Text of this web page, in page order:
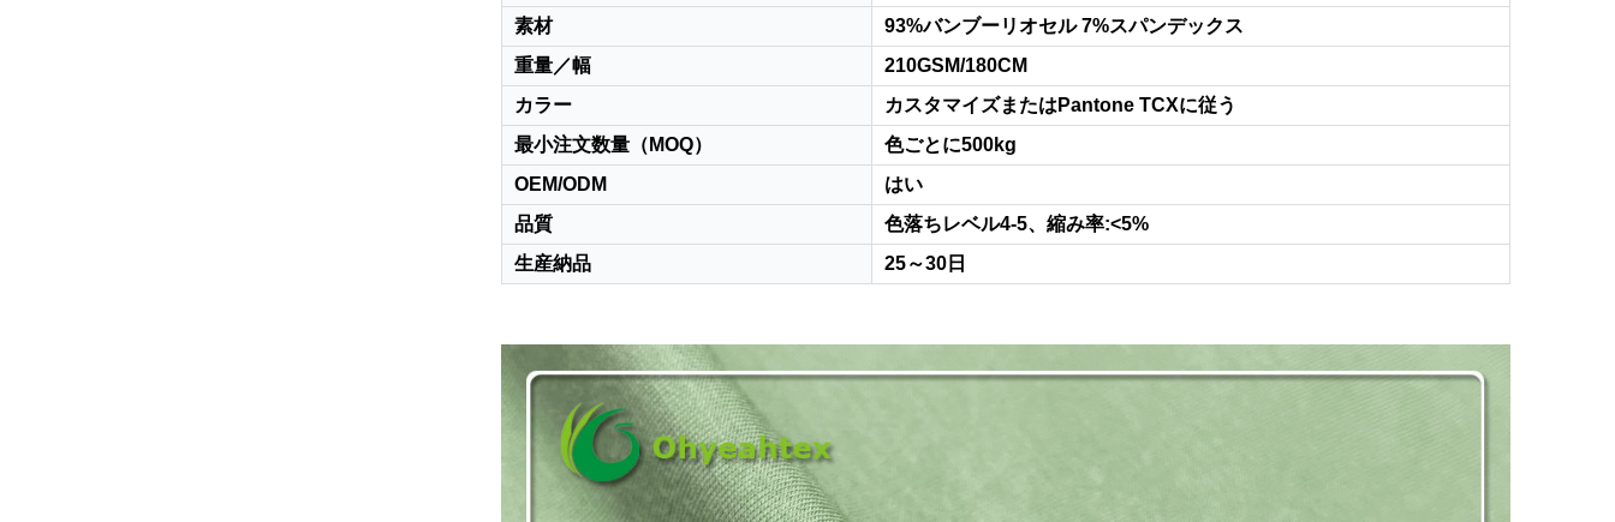
素材
93%バンブーリオセル 7%スパンデックス
重量／幅
210GSM/180CM
カラー
カスタマイズまたはPantone TCXに従う
最小注文数量（MOQ）
色ごとに500kg
OEM/ODM
はい
品質
色落ちレベル4-5、縮み率:<5%
生産納品
25～30日